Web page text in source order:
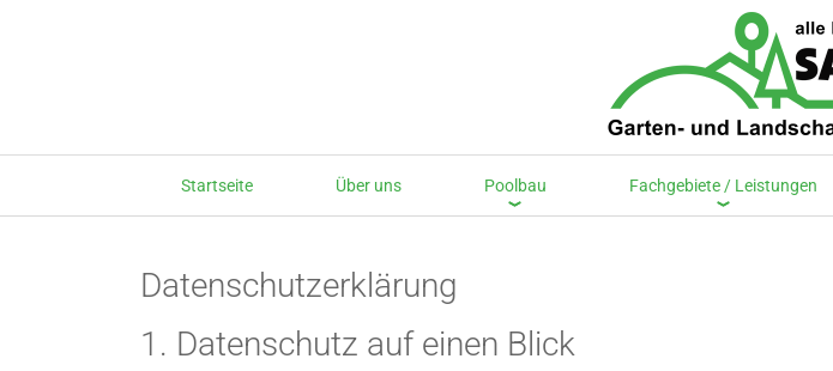
Startseite Über uns Poolbau Fachgebiete / Leistungen
Datenschutzerklärung
1. Datenschutz auf einen Blick